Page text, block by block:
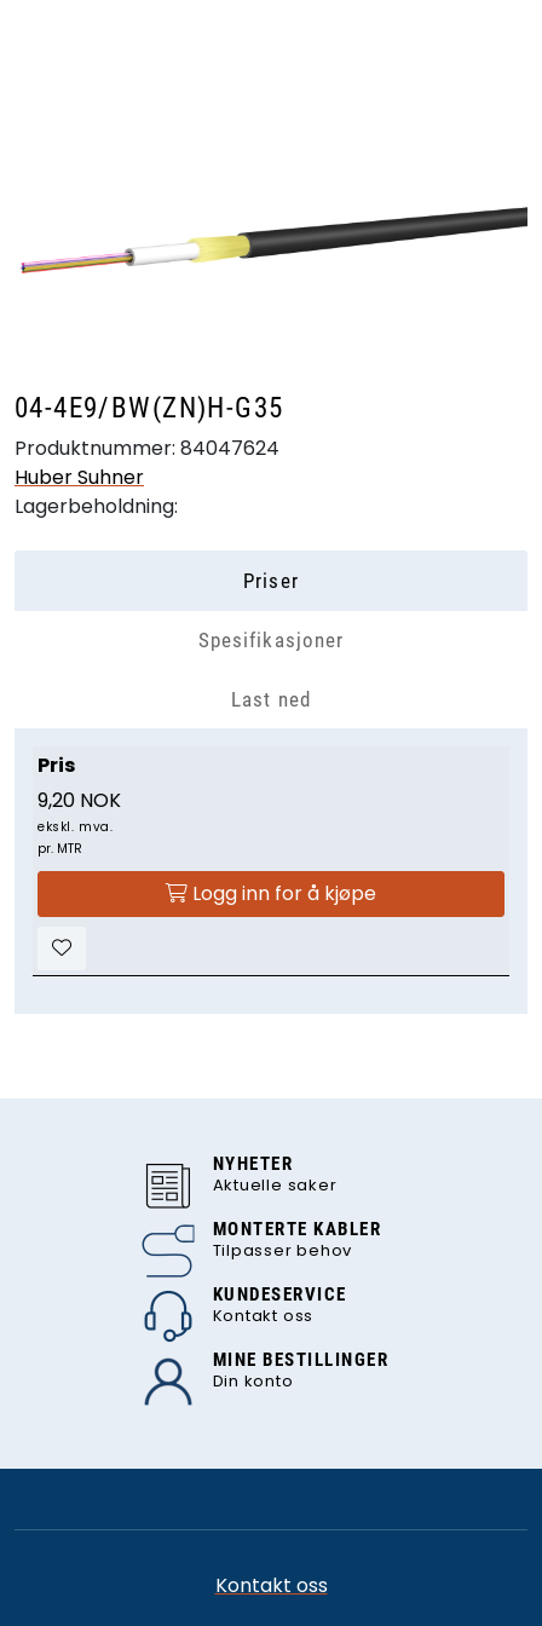
04-4E9/BW(ZN)H-G35
Produktnummer: 84047624
Huber Suhner
Lagerbeholdning:
Priser
Spesifikasjoner
Last ned
Pris
9,20 NOK
ekskl. mva.
pr. MTR
Logg inn for å kjøpe
NYHETER
Aktuelle saker
MONTERTE KABLER
Tilpasser behov
KUNDESERVICE
Kontakt oss
MINE BESTILLINGER
Din konto
Kontakt oss